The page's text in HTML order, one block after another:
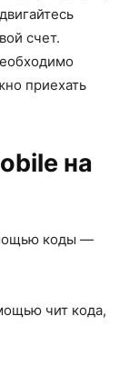
счет.
приехать
на
коды —
чит кода,